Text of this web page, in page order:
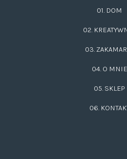
01. DOM
02.
03.
04. O MNIE
05. SKLEP
06.